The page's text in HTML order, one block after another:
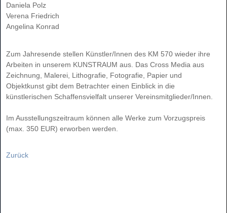
Daniela Polz
Verena Friedrich
Angelina Konrad
Zum Jahresende stellen Künstler/Innen des KM 570 wieder ihre
Arbeiten in unserem KUNSTRAUM aus. Das Cross Media aus
Zeichnung, Malerei, Lithografie, Fotografie, Papier und
Objektkunst gibt dem Betrachter einen Einblick in die
künstlerischen Schaffensvielfalt unserer Vereinsmitglieder/Innen.
Im Ausstellungszeitraum können alle Werke zum Vorzugspreis
(max. 350 EUR) erworben werden.
Zurück